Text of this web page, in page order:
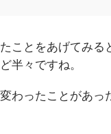
ことをあげてみる
半々ですね。
わったことがあっ